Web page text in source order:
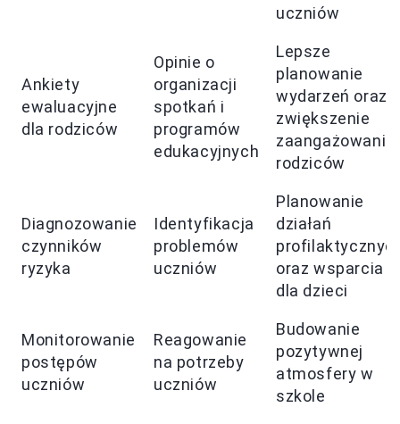
uczniów
Ankiety
ewaluacyjne
dla rodziców
Opinie o
organizacji
spotkań i
programów
edukacyjnych
Lepsze
planowanie
wydarzeń oraz
zwiększenie
zaangażowania
rodziców
Diagnozowanie
czynników
ryzyka
Identyfikacja
problemów
uczniów
Planowanie
działań
oraz wsparcia
dla dzieci
Monitorowanie
postępów
uczniów
Reagowanie
na potrzeby
uczniów
Budowanie
pozytywnej
atmosfery w
szkole